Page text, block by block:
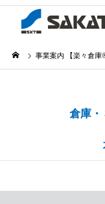
事業案内 【楽々倉庫®
倉庫・